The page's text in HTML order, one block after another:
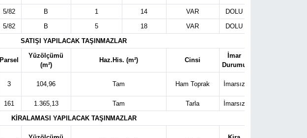
5/82 B 1 14 VAR DOLU
5/82 B 5 18 VAR DOLU
SATIŞI YAPILACAK TAŞINMAZLAR
Parsel
Yüzölçümü
(m²)
Haz.His. (m²) Cinsi
İmar
Durumu
3 104,96 Tam Ham Toprak İmarsız
161 1.365,13 Tam Tarla İmarsız
KİRALAMASI YAPILACAK TAŞINMAZLAR